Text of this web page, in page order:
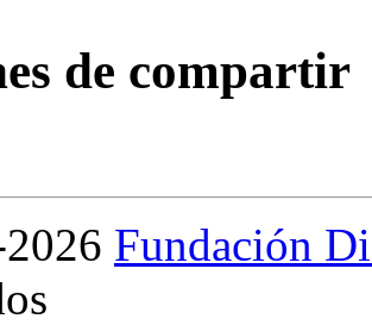
de compartir
Fundación